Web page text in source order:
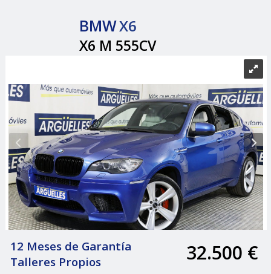
BMWX6
X6 M 555CV
12 Meses de Garantía
Talleres Propios
32.500 €